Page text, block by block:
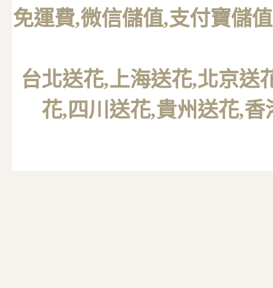
免運費,微信儲值,支付寶儲
台北送花,上海送花,北京送
花,四川送花,貴州送花,